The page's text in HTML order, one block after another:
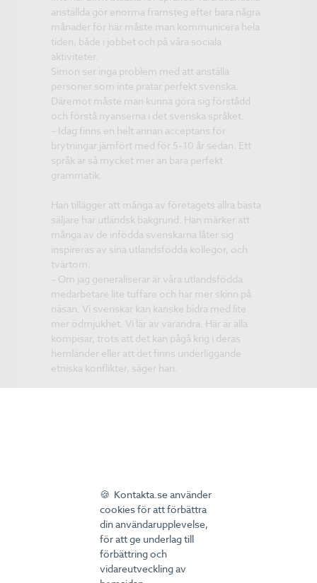
anställda gör enorma framsteg efter bara några
månader för här måste man kommunicera hela
tiden, både i jobbet och på våra sociala
aktiviteter.
Simon ser inga problem med att anställa
personer som inte pratar perfekt svenska.
Däremot måste man kunna göra sig förstådd
och förstå nyanserna i det svenska språket.
– Idag finns en helt annan acceptans för
brytningar jämfört med för 5–10 år sedan. Ett
språk är så mycket mer än bara perfekt
grammatik.
Han tillägger att många av företagets allra bästa
säljare har utländsk bakgrund. Han märker att
många av de infödda svenskarna låter sig
inspireras av sina utlandsfödda kollegor, och
tvärtom.
– Om jag generaliserar är våra utlandsfödda
medarbetare lite tuffare och har mer skinn på
näsan. Vi svenskar kan kanske bidra med lite
mer ödmjukhet. Vi lär av varandra. Här är alla
kompisar, trots att det kan pågå krig i deras
hemländer eller att det finns underliggande
etniska konflikter, säger han.
Han har arbetat på PEC i snart tre år och är med
sina drygt 50 år en av de äldre på arbetsplatsen.
Han beskriver sig själv som tuff och
passionerad.
– Det händer att människor kallar mig för
”svartskalle” eller härmar hur jag pratar. Men i
🍪 Kontakta.se använder
cookies för att förbättra
din användarupplevelse,
för att ge underlag till
förbättring och
vidareutveckling av